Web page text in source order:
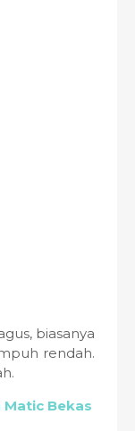
biasanya
rendah.
Bekas